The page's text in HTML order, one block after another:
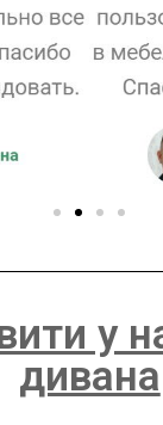
у
дивана